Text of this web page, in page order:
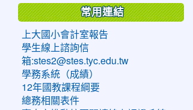
常用連結
上大國小會計室報告
學生線上諮詢信
箱:stes2@stes.tyc.edu.tw
學務系統（成績）
12年國教課程綱要
總務相關表件